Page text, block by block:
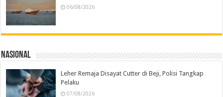
06/08/2026
Nasional
Leher Remaja Disayat Cutter di Beji, Polisi Tangkap
Pelaku
07/08/2026